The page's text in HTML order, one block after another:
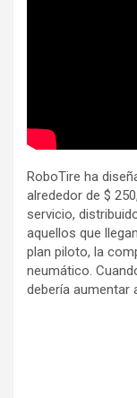
RoboTire ha
alrededor de $
servicio,
aquellos que
plan piloto, la
neumático.
debería aumentar